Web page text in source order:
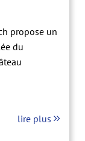
propose un
du
lire plus